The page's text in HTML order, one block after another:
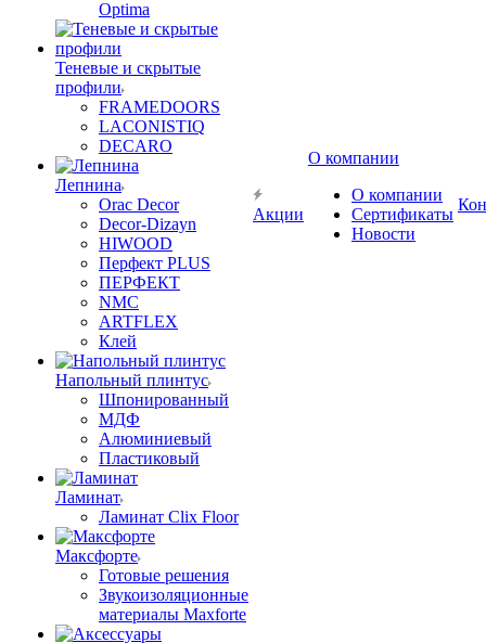
Optima
Теневые и скрытые
профили
FRAMEDOORS
LACONISTIQ
DECARO
Лепнина
Orac Decor
Decor-Dizayn
HIWOOD
Перфект PLUS
ПЕРФЕКТ
NMC
ARTFLEX
Клей
Напольный плинтус
Шпонированный
МДФ
Алюминиевый
Пластиковый
Ламинат
Ламинат Clix Floor
Максфорте
Готовые решения
Звукоизоляционные
материалы Maxforte
Акции
О компании
О компании
Сертификаты
Новости